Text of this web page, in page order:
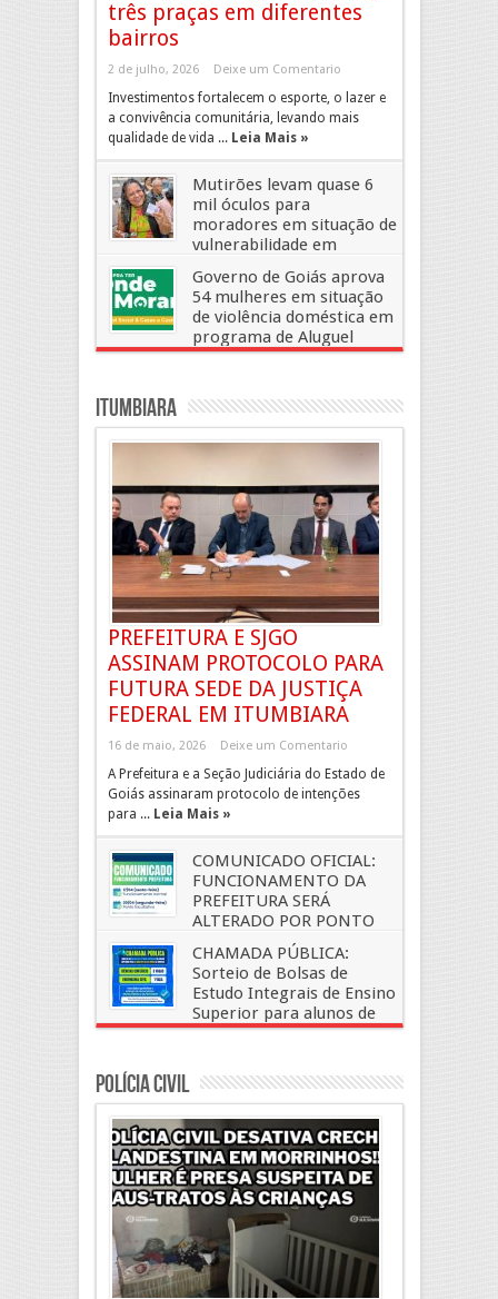
três praças em diferentes
bairros
2 de julho, 2026 Deixe um Comentario
Investimentos fortalecem o esporte, o lazer e
a convivência comunitária, levando mais
qualidade de vida ... Leia Mais »
Mutirões levam quase 6
mil óculos para
moradores em situação de
vulnerabilidade em
Goiânia
17 de maio, 2026 Deixe um Comentario
Governo de Goiás aprova
54 mulheres em situação
de violência doméstica em
programa de Aluguel
Social
Itumbiara
PREFEITURA E SJGO
ASSINAM PROTOCOLO PARA
FUTURA SEDE DA JUSTIÇA
FEDERAL EM ITUMBIARA
16 de maio, 2026 Deixe um Comentario
A Prefeitura e a Seção Judiciária do Estado de
Goiás assinaram protocolo de intenções
para ... Leia Mais »
COMUNICADO OFICIAL:
FUNCIONAMENTO DA
PREFEITURA SERÁ
ALTERADO POR PONTO
FACULTATIVO E FERIADO
17 de abril, 2026 Deixe um Comentario
CHAMADA PÚBLICA:
Sorteio de Bolsas de
Estudo Integrais de Ensino
Superior para alunos de
baixa renda na UNIFASC em
16 de abril, 2026 Deixe um Comentario
Polícia Civil